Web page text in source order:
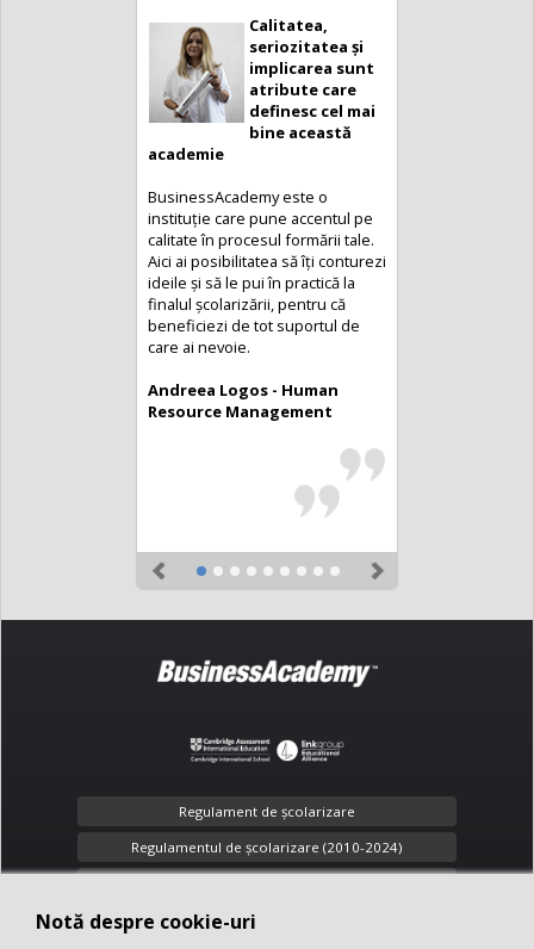
Notă despre cookie-uri
Calitatea,
seriozitatea și
implicarea sunt
atribute care
definesc cel mai
bine această
academie
BusinessAcademy este o
instituție care pune accentul pe
calitate în procesul formării tale.
Aici ai posibilitatea să îți conturezi
ideile și să le pui în practică la
finalul școlarizării, pentru că
beneficiezi de tot suportul de
care ai nevoie.
Andreea Logos - Human
Resource Management
Modalitate
complexă și
completă la
cursurile din
cadrul
BusinessAcademy
modalitatea complexă și
completă a cursurilor din cadrul
BusinessAcademy. Cursurile
sunt o adevărată provocare, te
scot din zona ta de confort și te
fac să-ți schimbi viziunea asupra
lucrurilor care se practică pe
piața din România.
Cristiana Ursulean-Martin -
Cambridge Business Program
Regulament de şcolarizare
Regulamentul de școlarizare (2010-2024)
Confidenţialitate
Notă despre cookie-uri